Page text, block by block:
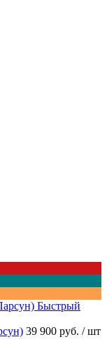
Быстрый
39 900 руб. / шт